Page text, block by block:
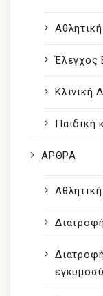
Έλεγχος
Κλινική
Παιδική
ΑΡΘΡΑ